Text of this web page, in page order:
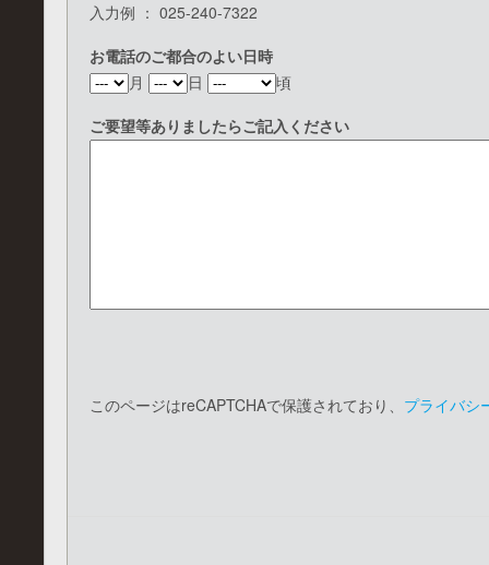
入力例 ： 025-240-7322
お電話のご都合のよい日時
月
日
頃
ご要望等ありましたらご記入ください
このページはreCAPTCHAで保護されており、 プライバシ